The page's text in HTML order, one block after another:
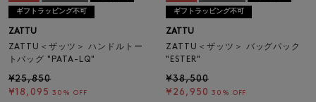
ギフトラッピング不可
ZATTU
ZATTU＜ザッツ＞ ハンドルトー
トバッグ "PATA-LQ"
¥25,850
¥18,095 30% OFF
ギフトラッピング不可
ZATTU
ZATTU＜ザッツ＞ バッグパック
"ESTER"
¥38,500
¥26,950 30% OFF